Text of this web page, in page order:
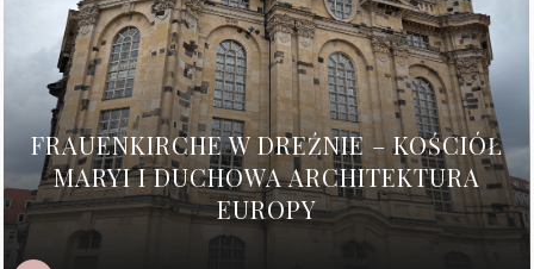
FRAUENKIRCHE W DREŹNIE – KOŚCIÓŁ
MARYI I DUCHOWA ARCHITEKTURA
EUROPY